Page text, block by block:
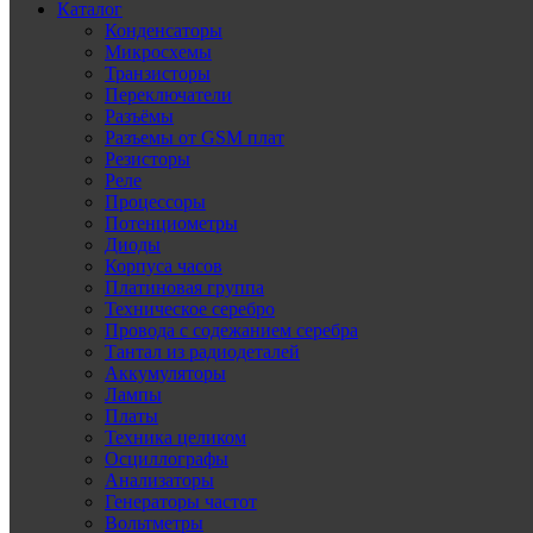
Каталог
Конденсаторы
Микросхемы
Транзисторы
Переключатели
Разъёмы
Разъемы от GSM плат
Резисторы
Реле
Процессоры
Потенциометры
Диоды
Корпуса часов
Платиновая группа
Техническое серебро
Провода с содежанием серебра
Тантал из радиодеталей
Аккумуляторы
Лампы
Платы
Техника целиком
Осциллографы
Анализаторы
Генераторы частот
Вольтметры